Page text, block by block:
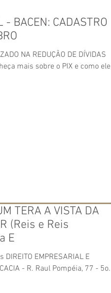
- BACEN: CADASTRO
NA REDUÇÃO DE DÍVIDAS
mais sobre o PIX e como ele
TERA A VISTA DA
(Reis e Reis
E
EMPRESARIAL E
- R. Raul Pompéia, 77 - 5o.